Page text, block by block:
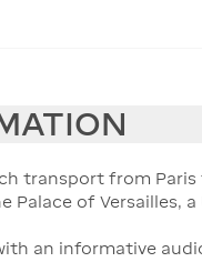
transport from
of Versailles,
an informative